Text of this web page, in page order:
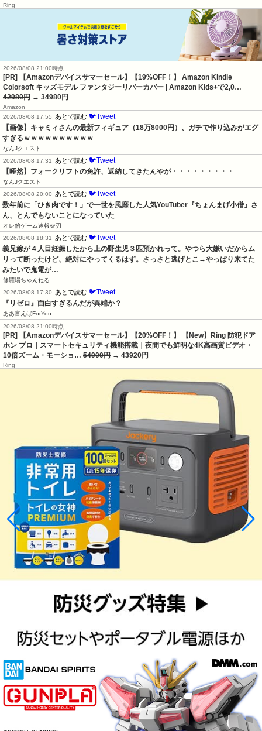
Ring
2026/08/08 21:00時点
[PR] 【Amazonデバイスサマーセール】【19%OFF！】 Amazon Kindle
Colorsoft キッズモデル ファンタジーリバーカバー | Amazon Kids+で2,0…
42980円 → 34980円
Amazon
2026/08/08 17:55
あとで読む 🐦Tweet
【画像】キャミィさんの最新フィギュア（18万8000円）、ガチで作り込みがエグ
すぎるｗｗｗｗｗｗｗｗｗｗ
なんJクエスト
2026/08/08 17:31
あとで読む 🐦Tweet
【唖然】フォークリフトの免許、返納してきたんやが・・・・・・・・・
なんJクエスト
2026/08/08 20:00
あとで読む 🐦Tweet
数年前に「ひき肉です！」で一世を風靡した人気YouTuber『ちょんまげ小僧』さ
ん、とんでもないことになっていた
オレ的ゲーム速報＠刃
2026/08/08 18:31
あとで読む 🐦Tweet
義兄嫁が４人目妊娠したから上の野生児３匹預かれって。やつら大嫌いだからム
リって断ったけど、絶対にやってくるはず。さっさと逃げとこ→やっぱり来てた
みたいで鬼電が…
修羅場ちゃんねる
2026/08/08 17:30
あとで読む 🐦Tweet
『リゼロ』面白すぎるんだが異端か？
ああ言えばForYou
2026/08/08 21:00時点
[PR] 【Amazonデバイスサマーセール】【20%OFF！】 【New】Ring 防犯ドア
ホン プロ｜スマートセキュリティ機能搭載｜夜間でも鮮明な4K高画質ビデオ・
10倍ズーム・モーショ… 54900円 → 43920円
Ring